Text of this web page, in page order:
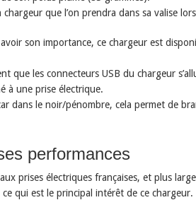
que l’on prendra dans sa valise
son importance, ce chargeur est
que les connecteurs USB du chargeur
à une prise électrique.
dans le noir/pénombre, cela permet de
performances
prises électriques françaises, et plus
qui est le principal intérêt de ce chargeur.